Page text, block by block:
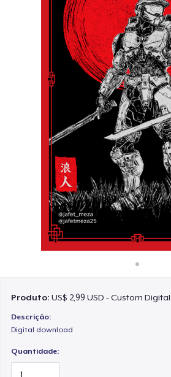
Venda em todo
Venda qualquer
Produto:US$ 2,99 USD - Custom
Descrição:
Digital download
Quantidade: